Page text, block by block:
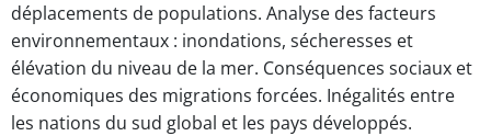
déplacements de populations. Analyse des facteurs
environnementaux : inondations, sécheresses et
élévation du niveau de la mer. Conséquences sociaux et
économiques des migrations forcées. Inégalités entre
les nations du sud global et les pays développés.